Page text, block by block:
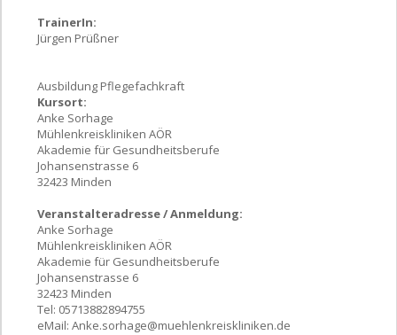
TrainerIn:
Jürgen Prüßner
Ausbildung Pflegefachkraft
Kursort:
Anke Sorhage
Mühlenkreiskliniken AÖR
Akademie für Gesundheitsberufe
Johansenstrasse 6
32423 Minden
Veranstalteradresse / Anmeldung:
Anke Sorhage
Mühlenkreiskliniken AÖR
Akademie für Gesundheitsberufe
Johansenstrasse 6
32423 Minden
Tel: 05713882894755
eMail: Anke.sorhage@muehlenkreiskliniken.de